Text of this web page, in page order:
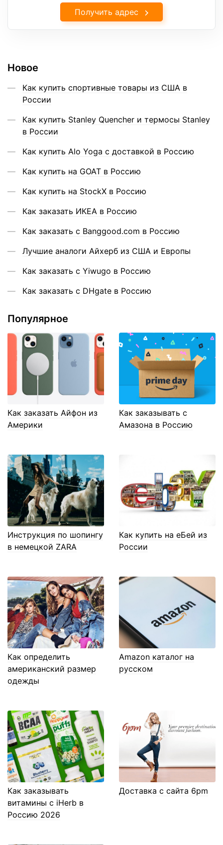
Получить адрес
Новое
Как купить спортивные товары из США в
России
Как купить Stanley Quencher и термосы Stanley
в России
Как купить Alo Yoga с доставкой в Россию
Как купить на GOAT в Россию
Как купить на StockX в Россию
Как заказать ИКЕА в Россию
Как заказать с Banggood.com в Россию
Лучшие аналоги Айхерб из США и Европы
Как заказать с Yiwugo в Россию
Как заказать с DHgate в Россию
Популярное
Как заказать Айфон из
Америки
Как заказывать с
Амазона в Россию
Инструкция по шопингу
в немецкой ZARA
Как купить на еБей из
России
Как определить
американский размер
одежды
Amazon каталог на
русском
Как заказывать
витамины с iHerb в
Россию 2026
Доставка с сайта 6pm